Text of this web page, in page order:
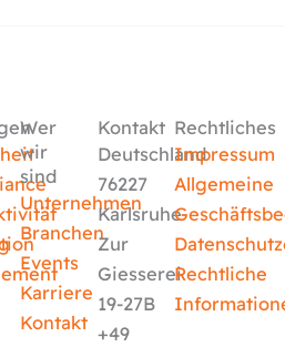
Wer
wir
sind
Unternehmen
Branchen
Events
Karriere
Kontakt
Kontakt
Deutschland
76227
Karlsruhe
Zur
Giesserei
19-27B
+49
Rechtliches
Impressum
Allgemeine
Rechtliche